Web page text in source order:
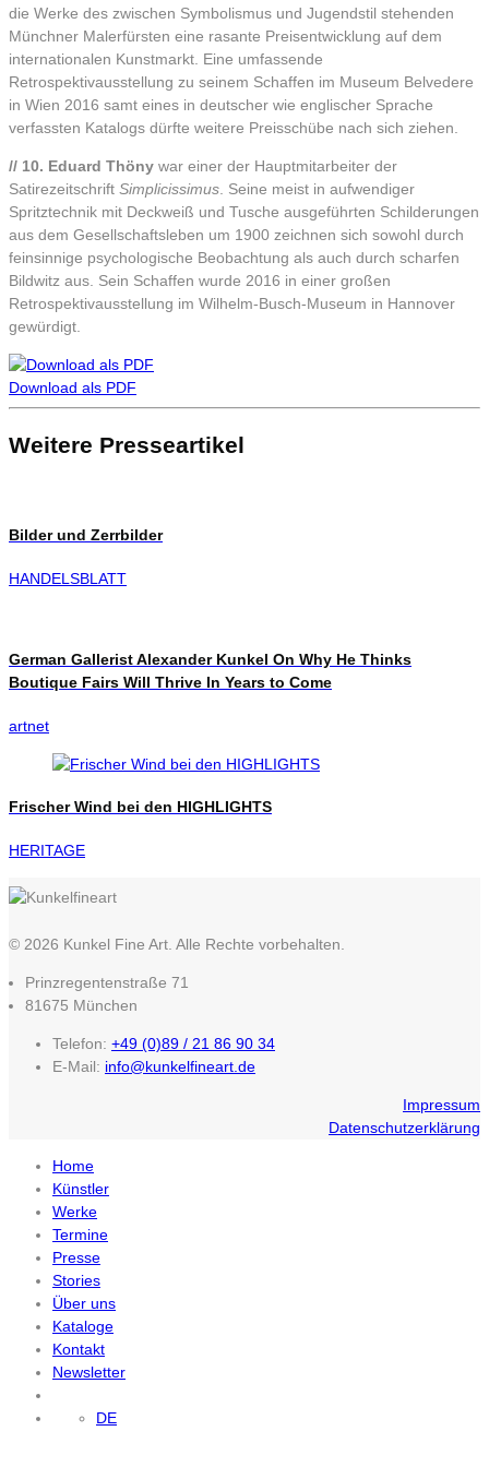
die Werke des zwischen Symbolismus und Jugendstil stehenden
Münchner Malerfürsten eine rasante Preisentwicklung auf dem
internationalen Kunstmarkt. Eine umfassende
Retrospektivausstellung zu seinem Schaffen im Museum Belvedere
in Wien 2016 samt eines in deutscher wie englischer Sprache
verfassten Katalogs dürfte weitere Preisschübe nach sich ziehen.
// 10. Eduard Thöny war einer der Hauptmitarbeiter der
Satirezeitschrift Simplicissimus . Seine meist in aufwendiger
Spritztechnik mit Deckweiß und Tusche ausgeführten Schilderungen
aus dem Gesellschaftsleben um 1900 zeichnen sich sowohl durch
feinsinnige psychologische Beobachtung als auch durch scharfen
Bildwitz aus. Sein Schaffen wurde 2016 in einer großen
Retrospektivausstellung im Wilhelm-Busch-Museum in Hannover
gewürdigt.
Download als PDF
Weitere Presseartikel
Bilder und Zerrbilder
HANDELSBLATT
German Gallerist Alexander Kunkel On Why He Thinks
Boutique Fairs Will Thrive In Years to Come
artnet
Frischer Wind bei den HIGHLIGHTS
HERITAGE
© 2026 Kunkel Fine Art. Alle Rechte vorbehalten.
Prinzregentenstraße 71
81675 München
Telefon: +49 (0)89 / 21 86 90 34
E-Mail: info@kunkelfineart.de
Impressum
Datenschutzerklärung
Home
Künstler
Werke
Termine
Presse
Stories
Über uns
Kataloge
Kontakt
Newsletter
DE